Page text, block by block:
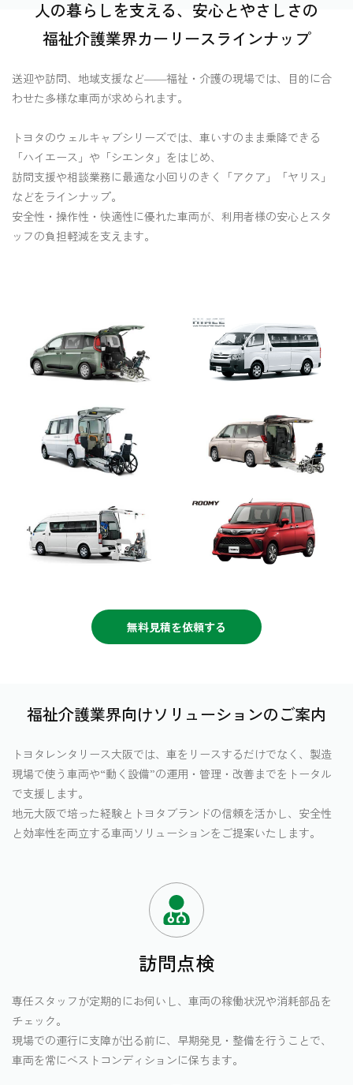
人の暮らしを支える、安心とやさしさの
​福祉介護業界カーリースラインナップ
送迎や訪問、地域支援など――福祉・介護の現場では、目的に合
わせた多様な車両が求められます。
トヨタのウェルキャブシリーズでは、車いすのまま乗降できる
「ハイエース」や「シエンタ」をはじめ、
訪問支援や相談業務に最適な小回りのきく「アクア」「ヤリス」
などをラインナップ。
安全性・操作性・快適性に優れた車両が、利用者様の安心とスタ
ッフの負担軽減を支えます。
無料見積を依頼する
福祉介護業界向けソリューションのご案内
トヨタレンタリース大阪では、車をリースするだけでなく、製造
現場で使う車両や“動く設備”の運用・管理・改善までをトータル
で支援します。
地元大阪で培った経験とトヨタブランドの信頼を活かし、安全性
と効率性を両立する車両ソリューションをご提案いたします。
訪問点検
専任スタッフが定期的にお伺いし、車両の稼働状況や消耗部品を
チェック。
現場での運行に支障が出る前に、早期発見・整備を行うことで、
車両を常にベストコンディションに保ちます。